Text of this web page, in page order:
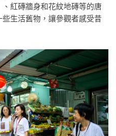
紅磚牆身和花紋地磚等的唐
生活舊物，讓參觀者感受昔